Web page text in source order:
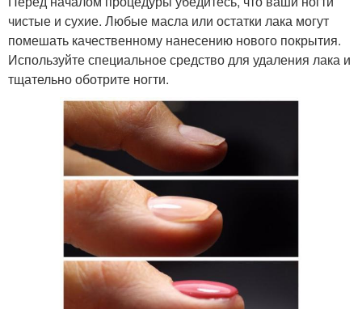
чистые и сухие. Любые масла или остатки лака могут
помешать качественному нанесению нового покрытия.
Используйте специальное средство для удаления лака и
тщательно оботрите ногти.